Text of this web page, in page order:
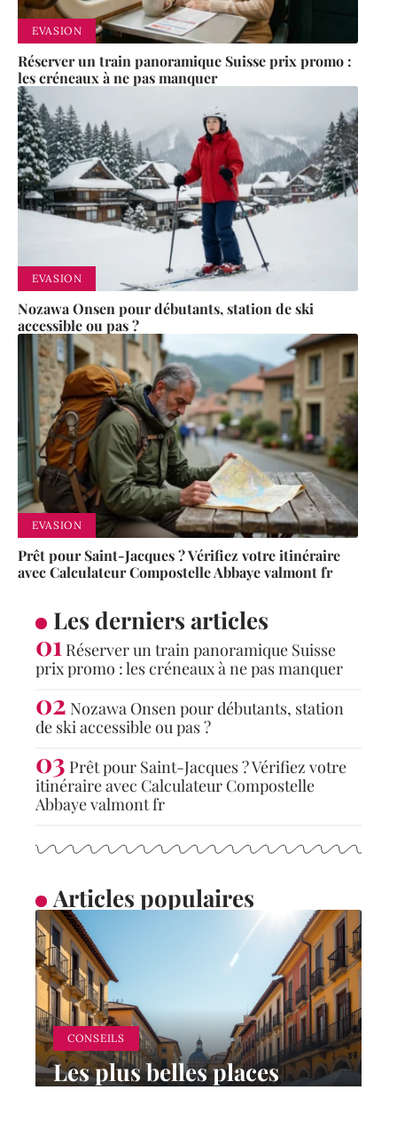
EVASION
Réserver un train panoramique Suisse prix promo :
les créneaux à ne pas manquer
EVASION
Nozawa Onsen pour débutants, station de ski
accessible ou pas ?
EVASION
Prêt pour Saint-Jacques ? Vérifiez votre itinéraire
avec Calculateur Compostelle Abbaye valmont fr
Les derniers articles
Réserver un train panoramique Suisse
prix promo : les créneaux à ne pas manquer
Nozawa Onsen pour débutants, station
de ski accessible ou pas ?
Prêt pour Saint-Jacques ? Vérifiez votre
itinéraire avec Calculateur Compostelle
Abbaye valmont fr
Articles populaires
CONSEILS
Les plus belles places
d’Europe à visiter